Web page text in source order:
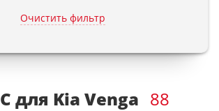
Очистить фильтр
для Kia Venga 88